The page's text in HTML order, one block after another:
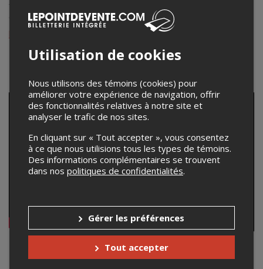
fondateur du Silk Road Ensemble de Yo-Yo Ma, et ses
compositions figurent sur plusieurs albums de l’Ensemble.
Kiya Tabassian
Utilisation de cookies
Nous utilisons des témoins (cookies) pour
améliorer votre expérience de navigation, offrir
des fonctionnalités relatives à notre site et
analyser le trafic de nos sites.
En cliquant sur « Tout accepter », vous consentez
à ce que nous utilisions tous les types de témoins.
Des informations complémentaires se trouvent
dans nos politiques de confidentialités.
Gérer les préférences
Tout accepter